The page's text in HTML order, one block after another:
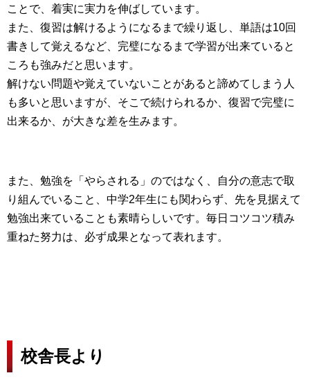
ことで、着実に実力を伸ばしています。
また、復習は解けるようになるまで繰り返し、単語は10回
書きして覚えるなど、完璧になるまで学習が出来ていると
ころも強みだと思います。
解けない問題や覚えていないことがあると諦めてしまう人
も多いと思いますが、そこで続けられるか、復習で完璧に
出来るか、が大きな差を生みます。
また、勉強を「やらされる」のではなく、自分の意志で取
り組んでいること、中学2年生にも関わらず、先を見据えて
勉強出来ていることも素晴らしいです。毎日コツコツ積み
重ねた努力は、必ず成果となって表れます。
校舎長より